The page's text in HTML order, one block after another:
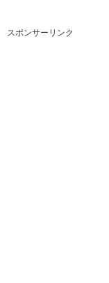
スポンサーリンク